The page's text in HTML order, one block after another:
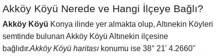
Akköy Köyü Nerede ve Hangi İlçeye Bağlı?
Akköy Köyü Konya ilinde yer almakta olup, Altınekin Köyleri
semtinde bulunan Akköy Köyü Altınekin ilçesine
bağlıdır.Akköy Köyü haritası konumu ise 38° 21' 4.2660''